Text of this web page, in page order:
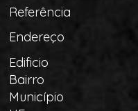
Referência
Endereço
Edificio
Bairro
Município